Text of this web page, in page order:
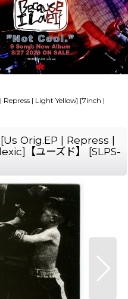
| Light Yellow] [7inch |
Orig.EP | Repress |
【ユーズド】
[SLPS-